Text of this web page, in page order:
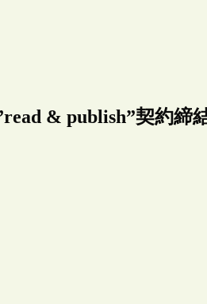
& publish”契約締